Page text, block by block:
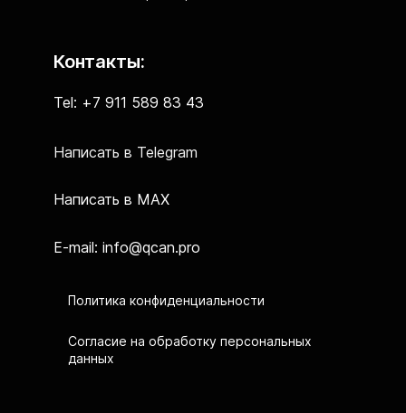
Контакты:
Tel: +7 911 589 83 43
Написать в Telegram
Написать в MAX
E-mail: info@qcan.pro
Политика конфиденциальности
Согласие на обработку персональных
данных